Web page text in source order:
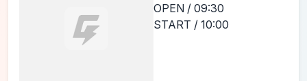
OPEN / 09:30
START / 10:00